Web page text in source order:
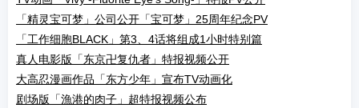
「精灵宝可梦」公司公开「宝可梦」25周年纪念PV
「工作细胞BLACK」第3、4话将组成1小时特别篇
真人电影版「东京卍复仇者」特报视频公开
大高忍漫画作品「东方少年」宣布TV动画化
剧场版「漁港的肉子」超特报视频公布